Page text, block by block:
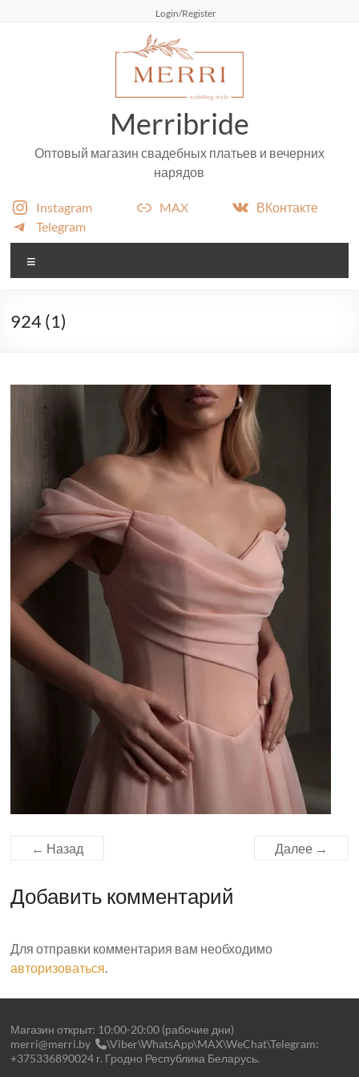
Login/Register
Merribride
Оптовый магазин свадебных платьев и вечерних
нарядов
Instagram MAX
ВКонтакте
Telegram
924 (1)
← Назад Далее →
Добавить комментарий
Для отправки комментария вам необходимо
авторизоваться.
Магазин открыт: 10:00-20:00 (рабочие дни)
merri@merri.by
\Viber\WhatsApp\MAX\WeChat\Telegram:
+375336890024 г. Гродно Республика Беларусь.